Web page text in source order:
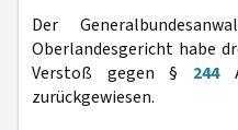
Der
Oberlandesgericht habe
Verstoß gegen § 244
zurückgewiesen.